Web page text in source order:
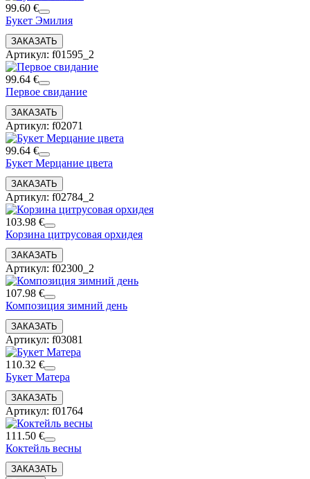
99.60 €
Букет Эмилия
Артикул: f01595_2
99.64 €
Первое свидание
Артикул: f02071
99.64 €
Букет Мерцание цвета
Артикул: f02784_2
103.98 €
Корзина цитрусовая орхидея
Артикул: f02300_2
107.98 €
Композиция зимний день
Артикул: f03081
110.32 €
Букет Матера
Артикул: f01764
111.50 €
Коктейль весны